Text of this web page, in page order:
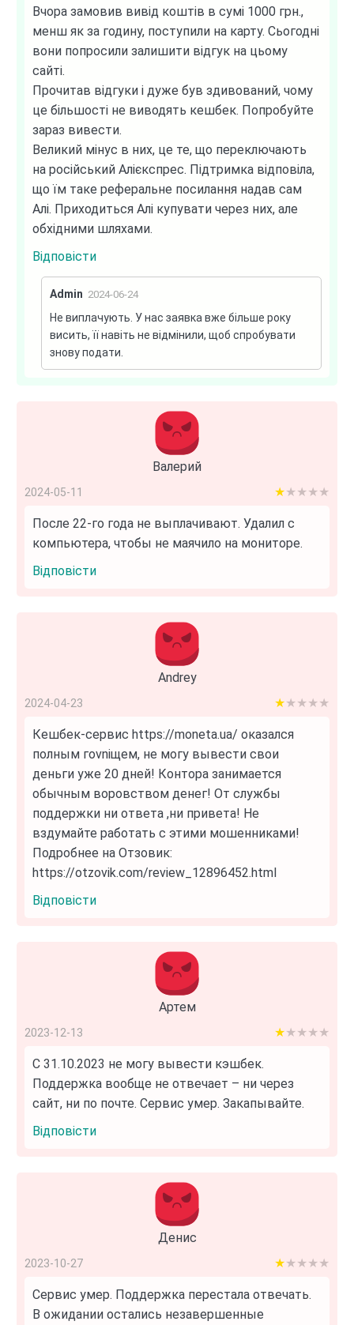
Вчора замовив вивід коштів в сумі 1000 грн.,
менш як за годину, поступили на карту. Сьогодні
вони попросили залишити відгук на цьому
сайті.
Прочитав відгуки і дуже був здивований, чому
це більшості не виводять кешбек. Попробуйте
зараз вивести.
Великий мінус в них, це те, що переключають
на російський Алієкспрес. Підтримка відповіла,
що їм таке реферальне посилання надав сам
Алі. Приходиться Алі купувати через них, але
обхідними шляхами.
Відповісти
Admin 2024-06-24
Не виплачують. У нас заявка вже більше року
висить, її навіть не відмінили, щоб спробувати
знову подати.
Валерий
2024-05-11 1 out of 5
После 22-го года не выплачивают. Удалил с
компьютера, чтобы не маячило на мониторе.
Відповісти
Andrey
2024-04-23 1 out of 5
Кешбек-сервис https://moneta.ua/ оказался
полным гоvniщем, не могу вывести свои
деньги уже 20 дней! Контора занимается
обычным воровством денег! От службы
поддержки ни ответа ,ни привета! Не
вздумайте работать с этими мошенниками!
Подробнее на Отзовик:
https://otzovik.com/review_12896452.html
Відповісти
Артем
2023-12-13 1 out of 5
С 31.10.2023 не могу вывести кэшбек.
Поддержка вообще не отвечает – ни через
сайт, ни по почте. Сервис умер. Закапывайте.
Відповісти
Денис
2023-10-27 1 out of 5
Сервис умер. Поддержка перестала отвечать.
В ожидании остались незавершенные